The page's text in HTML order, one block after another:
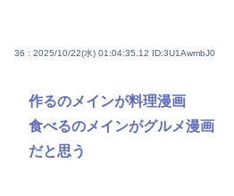
36 : 2025/10/22(水) 01:04:35.12 ID:3U1AwmbJ0
作るのメインが料理漫画
食べるのメインがグルメ漫画
だと思う